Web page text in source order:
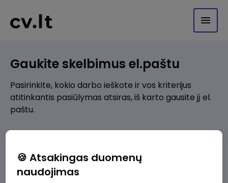
Gaukite skelbimus el.paštu
Pasirinkite, kokio darbo ieškote ir vos kriterijus
atitinkantis pasiūlymas atsiras, iš karto gausite jį el.
paštu.
Pridėti naują
🍪 Atsakingas duomenų
naudojimas